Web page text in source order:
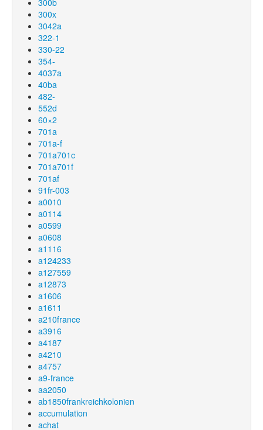
300b
300x
3042a
322-1
330-22
354-
4037a
40ba
482-
552d
60×2
701a
701a-f
701a701c
701a701f
701af
91fr-003
a0010
a0114
a0599
a0608
a1116
a124233
a127559
a12873
a1606
a1611
a210france
a3916
a4187
a4210
a4757
a9-france
aa2050
ab1850frankreichkolonien
accumulation
achat